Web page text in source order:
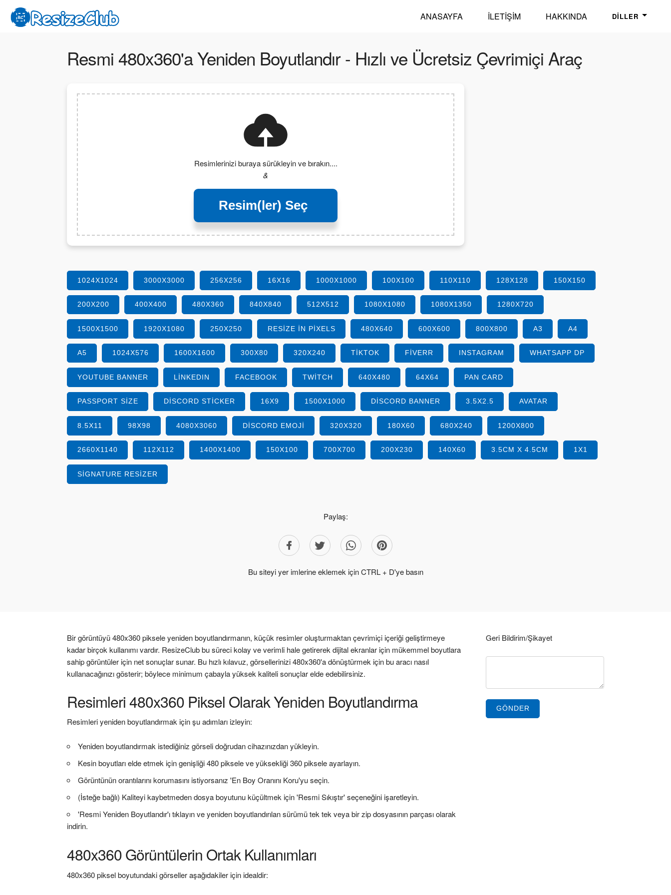
ANASAYFA İLETIŞIM HAKKINDA DILLER
Resmi 480x360'a Yeniden Boyutlandır - Hızlı ve Ücretsiz Çevrimiçi Araç
Resimlerinizi buraya sürükleyin ve bırakın....
&
Resim(ler) Seç
1024X1024 3000X3000 256X256 16X16 1000X1000 100X100 110X110 128X128 150X150
200X200 400X400 480X360 840X840 512X512 1080X1080 1080X1350 1280X720
1500X1500 1920X1080 250X250 RESIZE IN PIXELS 480X640 600X600 800X800 A3 A4
A5 1024X576 1600X1600 300X80 320X240 TIKTOK FIVERR INSTAGRAM WHATSAPP DP
YOUTUBE BANNER LINKEDIN FACEBOOK TWITCH 640X480 64X64 PAN CARD
PASSPORT SIZE DISCORD STICKER 16X9 1500X1000 DISCORD BANNER 3.5X2.5 AVATAR
8.5X11 98X98 4080X3060 DISCORD EMOJI 320X320 180X60 680X240 1200X800
2660X1140 112X112 1400X1400 150X100 700X700 200X230 140X60 3.5CM X 4.5CM 1X1
SIGNATURE RESIZER
Paylaş:
Bu siteyi yer imlerine eklemek için CTRL + D'ye basın
Bir görüntüyü 480x360 piksele yeniden boyutlandırmanın, küçük resimler oluşturmaktan çevrimiçi içeriği geliştirmeye
kadar birçok kullanımı vardır. ResizeClub bu süreci kolay ve verimli hale getirerek dijital ekranlar için mükemmel boyutlara
sahip görüntüler için net sonuçlar sunar. Bu hızlı kılavuz, görsellerinizi 480x360'a dönüştürmek için bu aracı nasıl
kullanacağınızı gösterir; böylece minimum çabayla yüksek kaliteli sonuçlar elde edebilirsiniz.
Resimleri 480x360 Piksel Olarak Yeniden Boyutlandırma
Resimleri yeniden boyutlandırmak için şu adımları izleyin:
Yeniden boyutlandırmak istediğiniz görseli doğrudan cihazınızdan yükleyin.
Kesin boyutları elde etmek için genişliği 480 piksele ve yüksekliği 360 piksele ayarlayın.
Görüntünün orantılarını korumasını istiyorsanız 'En Boy Oranını Koru'yu seçin.
(İsteğe bağlı) Kaliteyi kaybetmeden dosya boyutunu küçültmek için 'Resmi Sıkıştır' seçeneğini işaretleyin.
'Resmi Yeniden Boyutlandır'ı tıklayın ve yeniden boyutlandırılan sürümü tek tek veya bir zip dosyasının parçası olarak
indirin.
480x360 Görüntülerin Ortak Kullanımları
480x360 piksel boyutundaki görseller aşağıdakiler için idealdir:
Geri Bildirim/Şikayet
GÖNDER